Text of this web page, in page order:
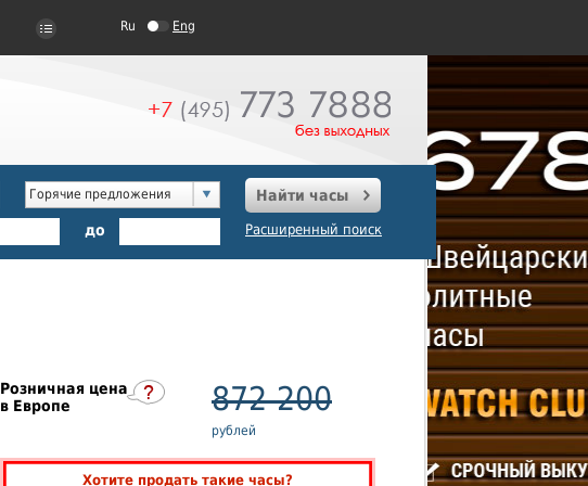
Ru Eng
Горячие предложения
Найти часы
до Расширенный поиск
Розничная цена
в Европе
872 200
рублей
Хотите продать такие часы?